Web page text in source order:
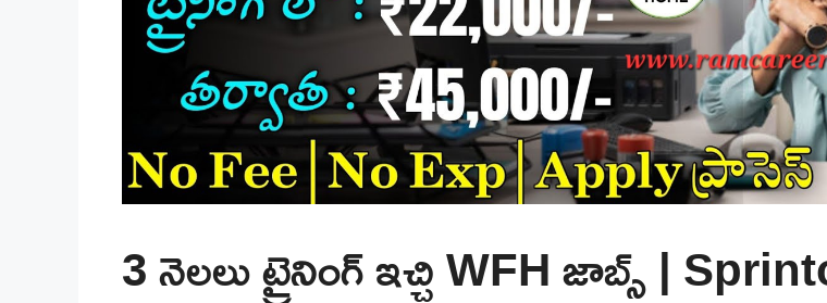
3 నెలలు ట్రైనింగ్ ఇచ్చి WFH జాబ్స్ |